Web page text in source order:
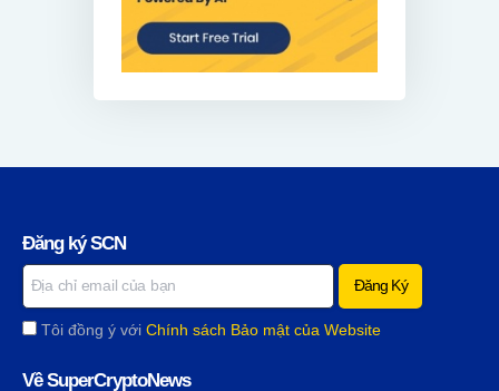
Đăng ký SCN
Tôi đồng ý với Chính sách Bảo mật của Website
Về SuperCryptoNews